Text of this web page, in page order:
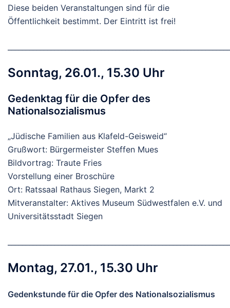
Diese beiden Veranstaltungen sind für die
Öffentlichkeit bestimmt. Der Eintritt ist frei!
Sonntag, 26.01., 15.30 Uhr
Gedenktag für die Opfer des
Nationalsozialismus
„Jüdische Familien aus Klafeld-Geisweid“
Grußwort: Bürgermeister Steffen Mues
Bildvortrag: Traute Fries
Vorstellung einer Broschüre
Ort: Ratssaal Rathaus Siegen, Markt 2
Mitveranstalter: Aktives Museum Südwestfalen e.V. und
Universitätsstadt Siegen
Montag, 27.01., 15.30 Uhr
Gedenkstunde für die Opfer des Nationalsozialismus